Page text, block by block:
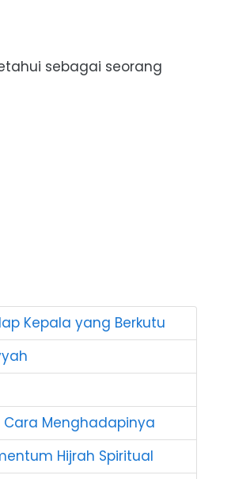
sebagai seorang
Kepala yang Berkutu
Cara Menghadapinya
Hijrah Spiritual